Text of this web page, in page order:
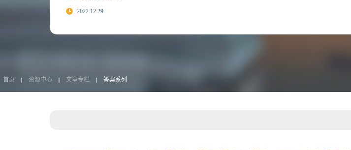
2022.12.29
首页 资源中心 文章专栏 答案系列